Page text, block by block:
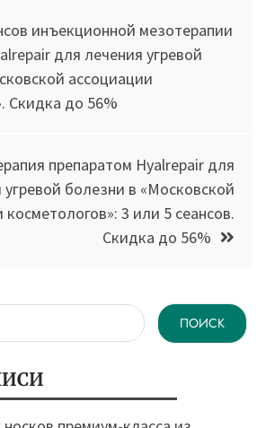
инъекционной мезотерапии
для лечения угревой
ассоциации
Скидка до 56%
препаратом Hyalrepair для
угревой болезни в «Московской
косметологов»: 3 или 5 сеансов.
Скидка до 56%